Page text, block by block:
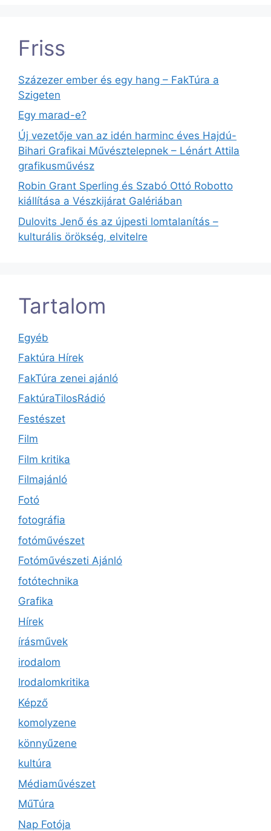
Friss
Százezer ember és egy hang – FakTúra a
Szigeten
Egy marad-e?
Új vezetője van az idén harminc éves Hajdú-
Bihari Grafikai Művésztelepnek – Lénárt Attila
grafikusművész
Robin Grant Sperling és Szabó Ottó Robotto
kiállítása a Vészkijárat Galériában
Dulovits Jenő és az újpesti lomtalanítás –
kulturális örökség, elvitelre
Tartalom
Egyéb
Faktúra Hírek
FakTúra zenei ajánló
FaktúraTilosRádió
Festészet
Film
Film kritika
Filmajánló
Fotó
fotográfia
fotóművészet
Fotóművészeti Ajánló
fotótechnika
Grafika
Hírek
írásművek
irodalom
Irodalomkritika
Képző
komolyzene
könnyűzene
kultúra
Médiaművészet
MűTúra
Nap Fotója